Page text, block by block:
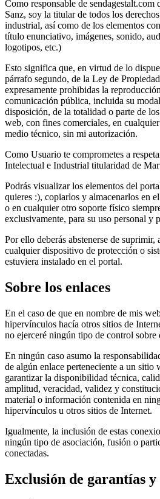
Como responsable de sendagestalt.com
Sanz, soy la titular de todos los
industrial, así como de los elementos
título enunciativo, imágenes, sonido,
logotipos, etc.)
Esto significa que, en virtud de lo
párrafo segundo, de la Ley de
expresamente prohibidas la
comunicación pública, incluida su
disposición, de la totalidad o parte de
web, con fines comerciales, en
medio técnico, sin mi autorización.
Como Usuario te comprometes a
Intelectual e Industrial titularidad de
Podrás visualizar los elementos del
quieres :), copiarlos y almacenarlos en
o en cualquier otro soporte físico
exclusivamente, para su uso personal y
Por ello deberás abstenerse de
cualquier dispositivo de protección o
estuviera instalado en el portal.
Sobre los enlaces
En el caso de que en nombre de mis
hipervínculos hacía otros sitios de
no ejerceré ningún tipo de control
En ningún caso asumo la
de algún enlace perteneciente a un sitio
garantizar la disponibilidad técnica,
amplitud, veracidad, validez y
material o información contenida en
hipervínculos u otros sitios de Internet.
Igualmente, la inclusión de estas
ningún tipo de asociación, fusión o
conectadas.
Exclusión de garantías y